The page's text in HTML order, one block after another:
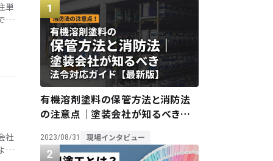
単
社
く
有機溶剤塗料の保管方法と消防法
の注意点｜塗装会社が知るべき法
2023/08/31 現場インタビュー